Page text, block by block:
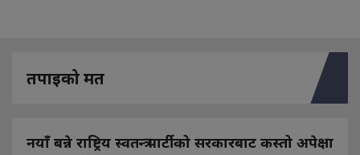
तपाइको मत
नयाँ बन्ने राष्ट्रिय स्वतन्त्र पार्टीको सरकारबाट कस्तो अपेक्षा